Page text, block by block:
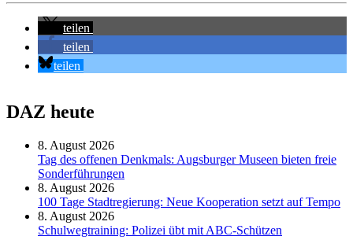
teilen
teilen
teilen
DAZ heute
8. August 2026
Tag des offenen Denkmals: Augsburger Museen bieten freie
Sonderführungen
8. August 2026
100 Tage Stadtregierung: Neue Kooperation setzt auf Tempo
8. August 2026
Schul­weg­trai­ning: Poli­zei übt mit ABC-Schüt­zen